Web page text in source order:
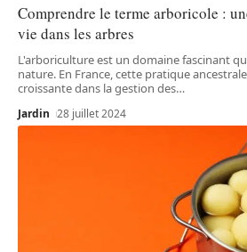
Comprendre le terme arboricole :
vie dans les arbres
L'arboriculture est un domaine fascinant
nature. En France, cette pratique
croissante dans la gestion des…
Jardin 28 juillet 2024